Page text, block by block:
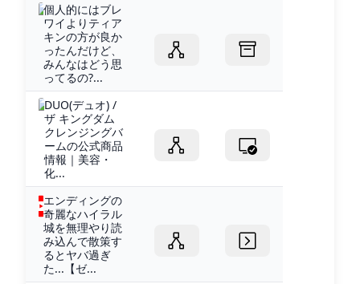
個人的にはブレ
ワイよりティア
キンの方が良か
ったんだけど、
みんなはどう思
ってるの?...
DUO(デュオ) /
ザ キングダム
クレンジングバ
ームの公式商品
情報｜美容・
化...
エンディングの
奇麗なハイラル
城を無理やり読
み込んで散策す
るとヤバ過ぎ
た...【ゼ...